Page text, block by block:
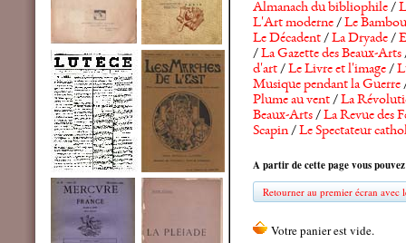
Almanach du bibliophile/
L'Art moderne/Le Bambou
Le Décadent/La Dryade/
/La Gazette des Beaux-Arts
d'art/Le Livre et l'image/
Musique pendant la Guerre
Plume au vent/La
Beaux-Arts/La Revue des
Scapin/Le Spectateur
A partir de cette page vous
Retourner au premier écran avec